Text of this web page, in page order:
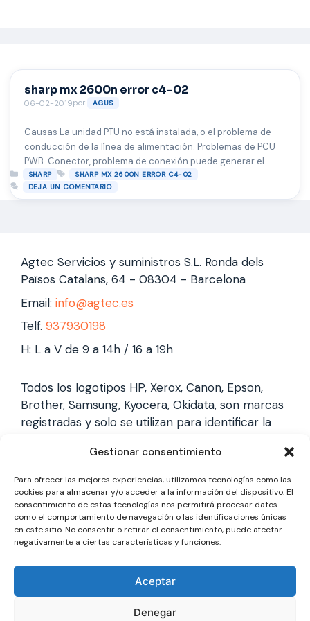
Gestionar consentimiento
Para ofrecer las mejores experiencias, utilizamos tecnologías como las
cookies para almacenar y/o acceder a la información del dispositivo. El
consentimiento de estas tecnologías nos permitirá procesar datos
como el comportamiento de navegación o las identificaciones únicas
en este sitio. No consentir o retirar el consentimiento, puede afectar
negativamente a ciertas características y funciones.
Aceptar
Denegar
sharp mx 2600n error c4-02
06-02-2019por AGUS
Causas La unidad PTU no está instalada, o el problema de
conducción de la línea de alimentación. Problemas de PCU
PWB. Conector, problema de conexión puede generar el
error c4-02 Remedio Reemplace la unidad PTC. Reemplace
la PCU PWB. Compruebe la conexión del conector y el arnés.
Categorías
SHARP Etiquetas
SHARP MX 2600N ERROR C4-02
DEJA UN COMENTARIO
Agtec Servicios y suministros S.L. Ronda dels
Països Catalans, 64 - 08304 - Barcelona
Email: info@agtec.es
Telf. 937930198
H: L a V de 9 a 14h / 16 a 19h
Todos los logotipos HP, Xerox, Canon, Epson,
Brother, Samsung, Kyocera, Okidata, son marcas
registradas y solo se utilizan para identificar la
marcas, y solo reparamos impresoras laser,
somos un servicio técnico especializado y
totalmente independiente.
Los logotipos y marcas son marcas registradas
identificarla, no gestionamos garantías oficiales,
somos un servicio técnico totalmente
independiente a cada marca.